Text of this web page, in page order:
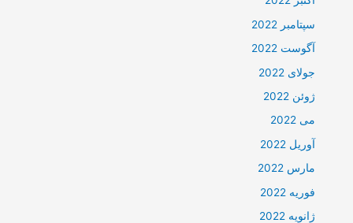
سپتامبر 2022
آگوست 2022
جولای 2022
ژوئن 2022
می 2022
آوریل 2022
مارس 2022
فوریه 2022
ژانویه 2022